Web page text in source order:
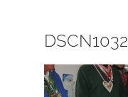
DSCN1032